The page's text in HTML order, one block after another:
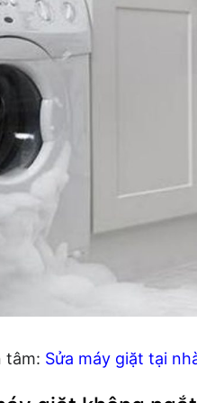
tâm: Sửa máy giặt tại